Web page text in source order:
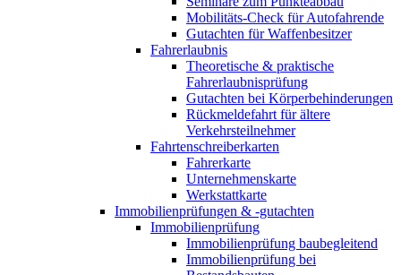
Mobilitäts-Check für Autofahrende
Gutachten für Waffenbesitzer
Fahrerlaubnis
Theoretische & praktische
Fahrerlaubnisprüfung
Gutachten bei Körperbehinderungen
Rückmeldefahrt für ältere
Verkehrsteilnehmer
Fahrtenschreiberkarten
Fahrerkarte
Unternehmenskarte
Werkstattkarte
Immobilienprüfungen & -gutachten
Immobilienprüfung
Immobilienprüfung baubegleitend
Immobilienprüfung bei